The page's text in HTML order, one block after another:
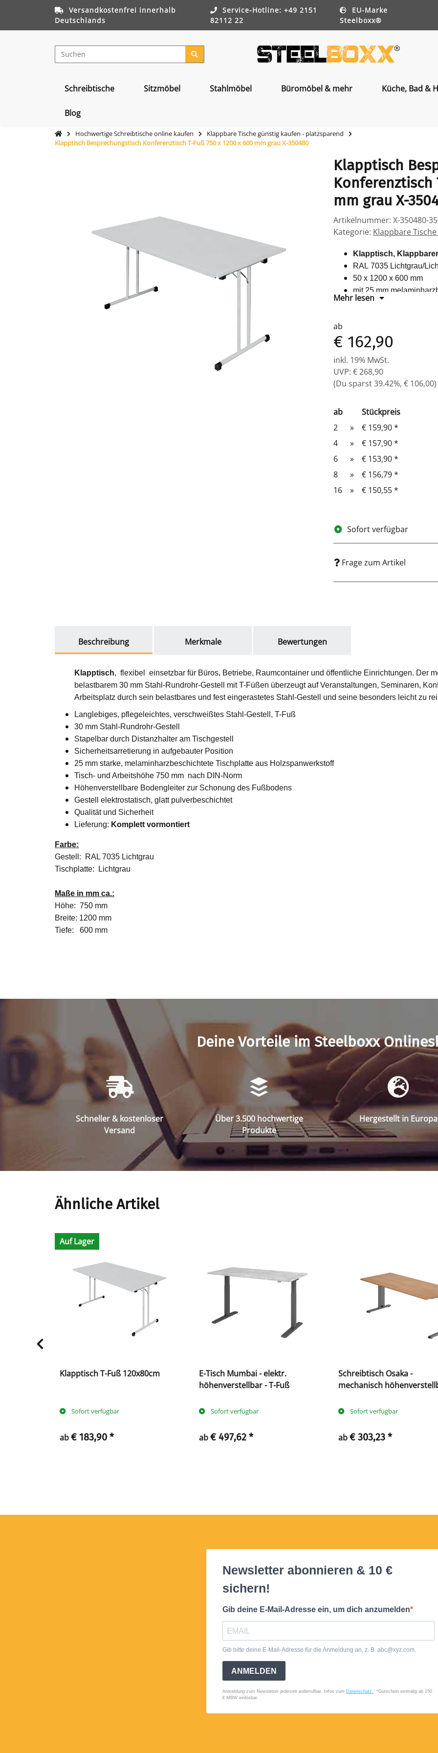
Versandkostenfrei innerhalb
Deutschlands
Service-Hotline: +49 2151
82112 22
EU-Marke
Steelboxx®
Schreibtische Sitzmöbel Stahlmöbel Büromöbel & mehr Küche, Bad &
Blog
Hochwertige Schreibtische online kaufen
Klappbare Tische günstig kaufen - platzsparend
Klapptisch Besprechungstisch Konferenztisch T-Fuß 750 x 1200 x 600 mm grau X-350480
Klapptisch
Konferenztisch
mm grau X-
Artikelnummer: X-350480-
Kategorie: Klappbare
Klapptisch,
RAL 7035 Lichtgrau/
50 x 1200 x 600 mm
mit 25 mm
30 mm Stahl-Rundrohr-
Mehr lesen
ab
€ 162,90
inkl. 19% MwSt.
UVP: € 268,90
(Du sparst39.42%, € 106,00)
ab
Stückpreis
2
» € 159,90*
4
» € 157,90*
6
» € 153,90*
8
» € 156,79*
16
» € 150,55*
Sofort verfügbar
Frage zum Artikel
Beschreibung
Merkmale Bewertungen
Klapptisch, flexibel einsetzbar für Büros, Betriebe, Raumcontainer und öffentliche Einrichtungen. Der
belastbarem 30 mm Stahl-Rundrohr-Gestell mit T-Füßen überzeugt auf Veranstaltungen, Seminaren,
Arbeitsplatz durch sein belastbares und fest eingerastetes Stahl-Gestell und seine besonders leicht zu
Langlebiges, pflegeleichtes, verschweißtes Stahl-Gestell, T-Fuß
30 mm Stahl-Rundrohr-Gestell
Stapelbar durch Distanzhalter am Tischgestell
Sicherheitsarretierung in aufgebauter Position
25 mm starke, melaminharzbeschichtete Tischplatte aus Holzspanwerkstoff
Tisch- und Arbeitshöhe 750 mm nach DIN-Norm
Höhenverstellbare Bodengleiter zur Schonung des Fußbodens
Gestell elektrostatisch, glatt pulverbeschichtet
Qualität und Sicherheit
Lieferung: Komplett vormontiert
Farbe:
Gestell: RAL 7035 Lichtgrau
Tischplatte: Lichtgrau
Maße in mm ca.:
Höhe: 750 mm
Breite: 1200 mm
Tiefe: 600 mm
Deine Vorteile im Steelboxx
Schneller & kostenloser
Versand
Über 3.500 hochwertige
Produkte
Hergestellt in Europa
Ähnliche Artikel
Auf Lager
Klapptisch T-Fuß 120x80cm
Sofort verfügbar
ab€ 183,90 *
E-Tisch Mumbai - elektr.
höhenverstellbar - T-Fuß
Sofort verfügbar
ab€ 497,62 *
Schreibtisch Osaka -
mechanisch
Sofort verfügbar
ab€ 303,23 *